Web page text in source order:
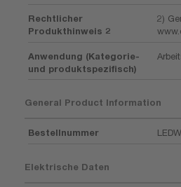
Rechtlicher
Produkthinweis 2
2)
Anwendung (Kategorie-
und produktspezifisch)
General Product Information
Bestellnummer
Elektrische Daten